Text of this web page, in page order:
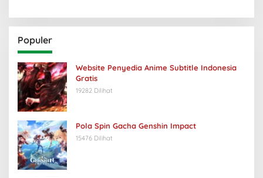
Populer
Website Penyedia Anime Subtitle Indonesia
Gratis
19282 Dilihat
Pola Spin Gacha Genshin Impact
15476 Dilihat